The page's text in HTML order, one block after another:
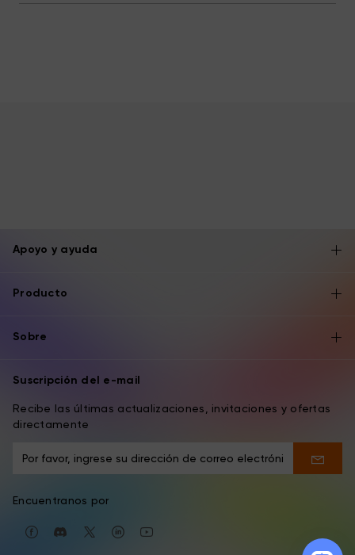
Apoyo y ayuda
Producto
Sobre
Suscripción del e-mail
Recibe las últimas actualizaciones, invitaciones y ofertas
directamente
Encuentranos por